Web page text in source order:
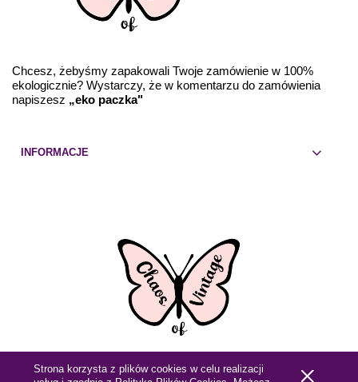
Strona korzysta z plików cookies w celu realizacji
Chcesz, żebyśmy zapakowali Twoje zamówienie w 100%
ekologicznie? Wystarczy, że w komentarzu do zamówienia
napiszesz „eko paczka"
INFORMACJE